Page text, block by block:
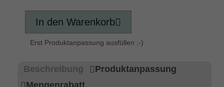
In den Warenkorb
Erst Produktanpassung ausfüllen ;-)
Beschreibung
Produktanpassung